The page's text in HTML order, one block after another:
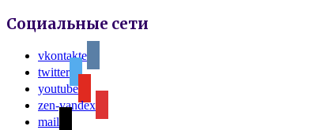
Социальные сети
vkontakte
twitter
youtube
zen-yandex
mail